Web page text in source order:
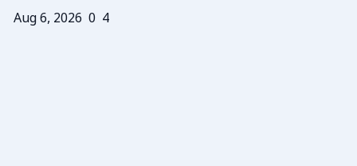
Aug 6, 2026 0 4